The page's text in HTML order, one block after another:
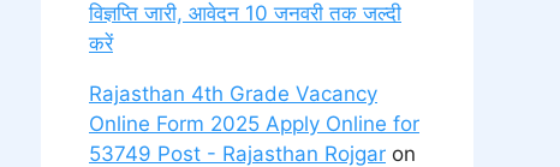
विज्ञप्ति जारी, आवेदन 10 जनवरी तक जल्दी
करें
Rajasthan 4th Grade Vacancy
Online Form 2025 Apply Online for
53749 Post - Rajasthan Rojgar on